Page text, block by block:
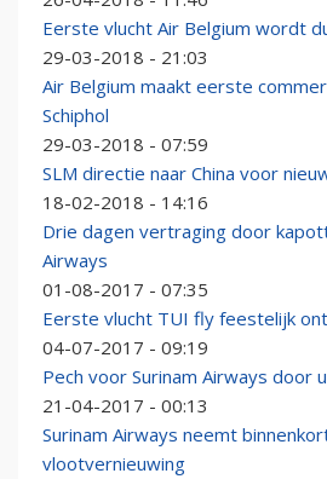
Eerste vlucht Air Belgium wordt
29-03-2018 - 21:03
Air Belgium maakt eerste
Schiphol
29-03-2018 - 07:59
SLM directie naar China voor
18-02-2018 - 14:16
Drie dagen vertraging door
Airways
01-08-2017 - 07:35
Eerste vlucht TUI fly feestelijk
04-07-2017 - 09:19
Pech voor Surinam Airways door
21-04-2017 - 00:13
Surinam Airways neemt
vlootvernieuwing